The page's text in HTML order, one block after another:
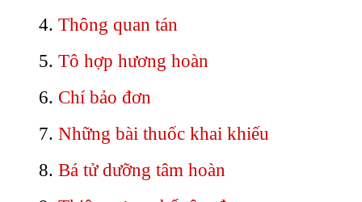
Thông quan tán
Tô hợp hương hoàn
Chí bảo đơn
Những bài thuốc khai khiếu
Bá tử dưỡng tâm hoàn